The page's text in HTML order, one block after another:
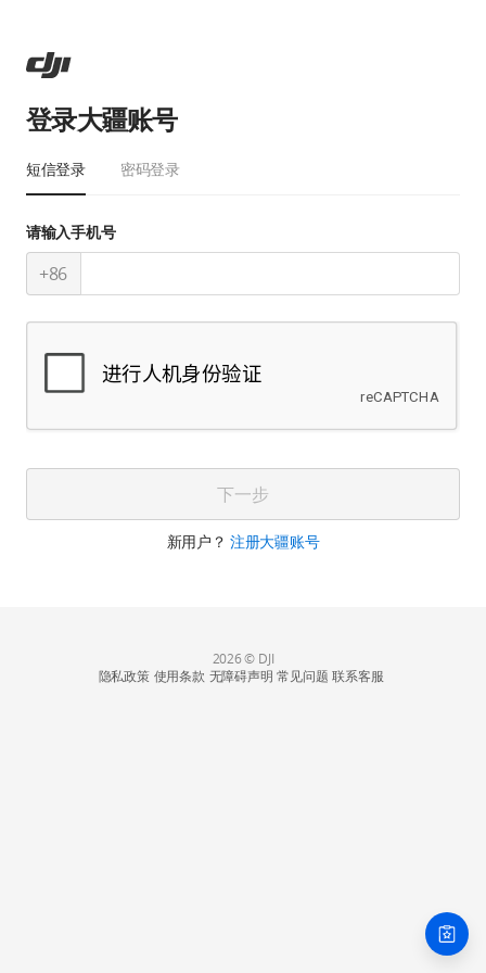
登录大疆账号
短信登录 密码登录
请输入手机号
+86
下一步
新用户？注册大疆账号
2026 © DJI
隐私政策 使用条款 无障碍声明 常见问题 联系客服